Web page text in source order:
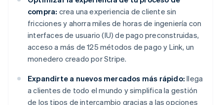
compra: crea una experiencia de cliente sin
fricciones y ahorra miles de horas de ingeniería con
interfaces de usuario (IU) de pago preconstruidas,
acceso a más de 125 métodos de pago y Link, un
monedero creado por Stripe.
Expandirte a nuevos mercados más rápido: llega
a clientes de todo el mundo y simplifica la gestión
de los tipos de intercambio gracias a las opciones